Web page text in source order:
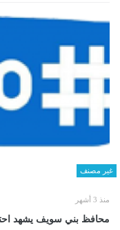
غير مصنف
منذ 3 أشهر
محافظ بني سويف يشهد